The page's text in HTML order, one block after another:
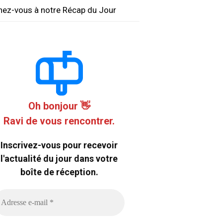
vous à notre Récap du Jour
Oh bonjour 👋
Ravi de vous rencontrer.
Inscrivez-vous pour recevoir
l'actualité du jour dans votre
boîte de réception.